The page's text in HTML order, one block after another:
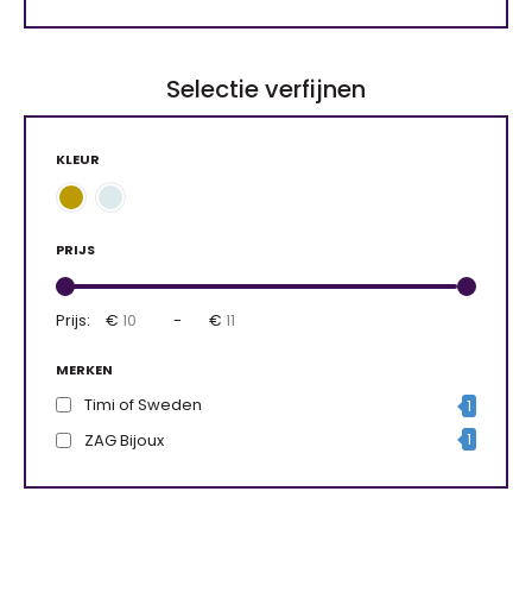
Selectie verfijnen
KLEUR
PRIJS
Prijs: € - €
MERKEN
Timi of Sweden 1
ZAG Bijoux 1